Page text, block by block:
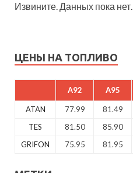
Извините. Данных пока нет.
ЦЕНЫ НА ТОПЛИВО
A92 A95
ATAN 77.99 81.49
TES
81.50 85.90
GRIFON
75.95 81.95